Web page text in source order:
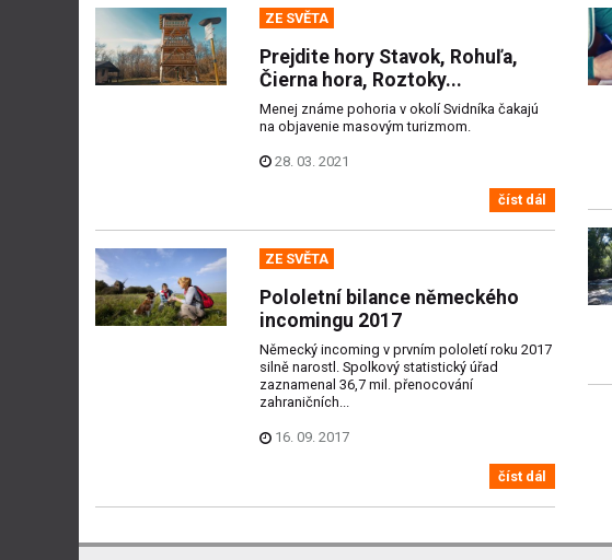
ZE SVĚTA
Prejdite hory Stavok, Rohuľa,
Čierna hora, Roztoky...
Menej známe pohoria v okolí Svidníka čakajú
na objavenie masovým turizmom.
28. 03. 2021
číst dál
ZE SVĚTA
Pololetní bilance německého
incomingu 2017
Německý incoming v prvním pololetí roku 2017
silně narostl. Spolkový statistický úřad
zaznamenal 36,7 mil. přenocování
zahraničních...
16. 09. 2017
číst dál